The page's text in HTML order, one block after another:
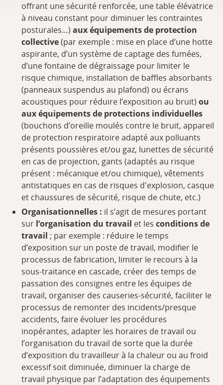
offrant une sécurité renforcée, une table élévatrice
à niveau constant pour diminuer les contraintes
posturales…) aux équipements de protection
collective(par exemple : mise en place d’une hotte
aspirante, d’un système de captage des fumées,
d’une fontaine de dégraissage pour limiter le
risque chimique, installation de baffles absorbants
(panneaux suspendus au plafond) ou écrans
acoustiques pour réduire l’exposition au bruit) ou
aux équipements de protections individuelles
(bouchons d’oreille moulés contre le bruit, appareil
de protection respiratoire adapté aux polluants
présents poussières et/ou gaz, lunettes de sécurité
en cas de projection, gants (adaptés au risque
présent : mécanique et/ou chimique), vêtements
antistatiques en cas de risques d'explosion, casque
et chaussures de sécurité, risque de chute, etc.)
Organisationnelles : il s’agit de mesures portant
sur l’organisation du travail et les conditions de
travail ; par exemple : réduire le temps
d’exposition sur un poste de travail, modifier le
processus de fabrication, limiter le recours à la
sous-traitance en cascade, créer des temps de
passation des consignes entre les équipes de
travail, organiser des causeries-sécurité, faciliter le
processus de remonter des incidents/presque
accidents, faire évoluer les procédures
inopérantes, adapter les horaires de travail ou
l’organisation du travail de sorte que la durée
d’exposition du travailleur à la chaleur ou au froid
excessif soit diminuée, diminuer la charge de
travail physique par l’adaptation des équipements